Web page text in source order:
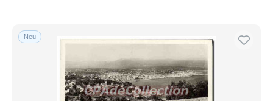
Neu